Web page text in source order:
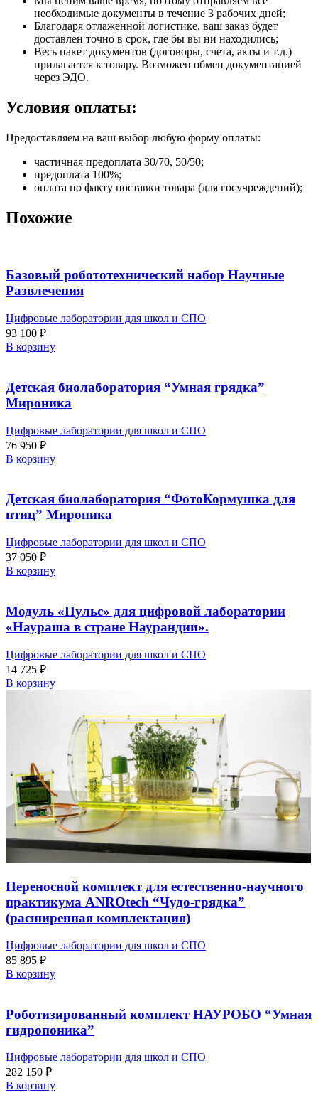
необходимые документы в течение 3 рабочих дней;
Благодаря отлаженной логистике, ваш заказ будет
доставлен точно в срок, где бы вы ни находились;
Весь пакет документов (договоры, счета, акты и т.д.)
прилагается к товару. Возможен обмен документацией
через ЭДО.
Условия оплаты:
Предоставляем на ваш выбор любую форму оплаты:
частичная предоплата 30/70, 50/50;
предоплата 100%;
оплата по факту поставки товара (для госучреждений);
Похожие
Базовый робототехнический набор Научные
Развлечения
Цифровые лаборатории для школ и СПО
93 100 ₽
В корзину
Детская биолаборатория “Умная грядка”
Мироника
Цифровые лаборатории для школ и СПО
76 950 ₽
В корзину
Детская биолаборатория “ФотоКормушка для
птиц” Мироника
Цифровые лаборатории для школ и СПО
37 050 ₽
В корзину
Модуль «Пульс» для цифровой лаборатории
«Наураша в стране Наурандии».
Цифровые лаборатории для школ и СПО
14 725 ₽
В корзину
Переносной комплект для естественно-научного
практикума ANROtech “Чудо-грядка”
(расширенная комплектация)
Цифровые лаборатории для школ и СПО
85 895 ₽
В корзину
Роботизированный комплект НАУРОБО “Умная
гидропоника”
Цифровые лаборатории для школ и СПО
282 150 ₽
В корзину